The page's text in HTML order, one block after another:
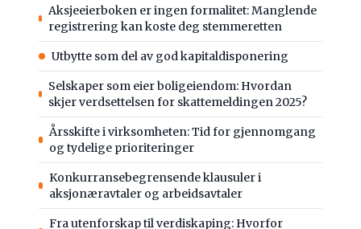
Aksjeeierboken er ingen formalitet: Manglende
registrering kan koste deg stemmeretten
Utbytte som del av god kapitaldisponering
Selskaper som eier boligeiendom: Hvordan
skjer verdsettelsen for skattemeldingen 2025?
Årsskifte i virksomheten: Tid for gjennomgang
og tydelige prioriteringer
Konkurransebegrensende klausuler i
aksjonæravtaler og arbeidsavtaler
Fra utenforskap til verdiskaping: Hvorfor